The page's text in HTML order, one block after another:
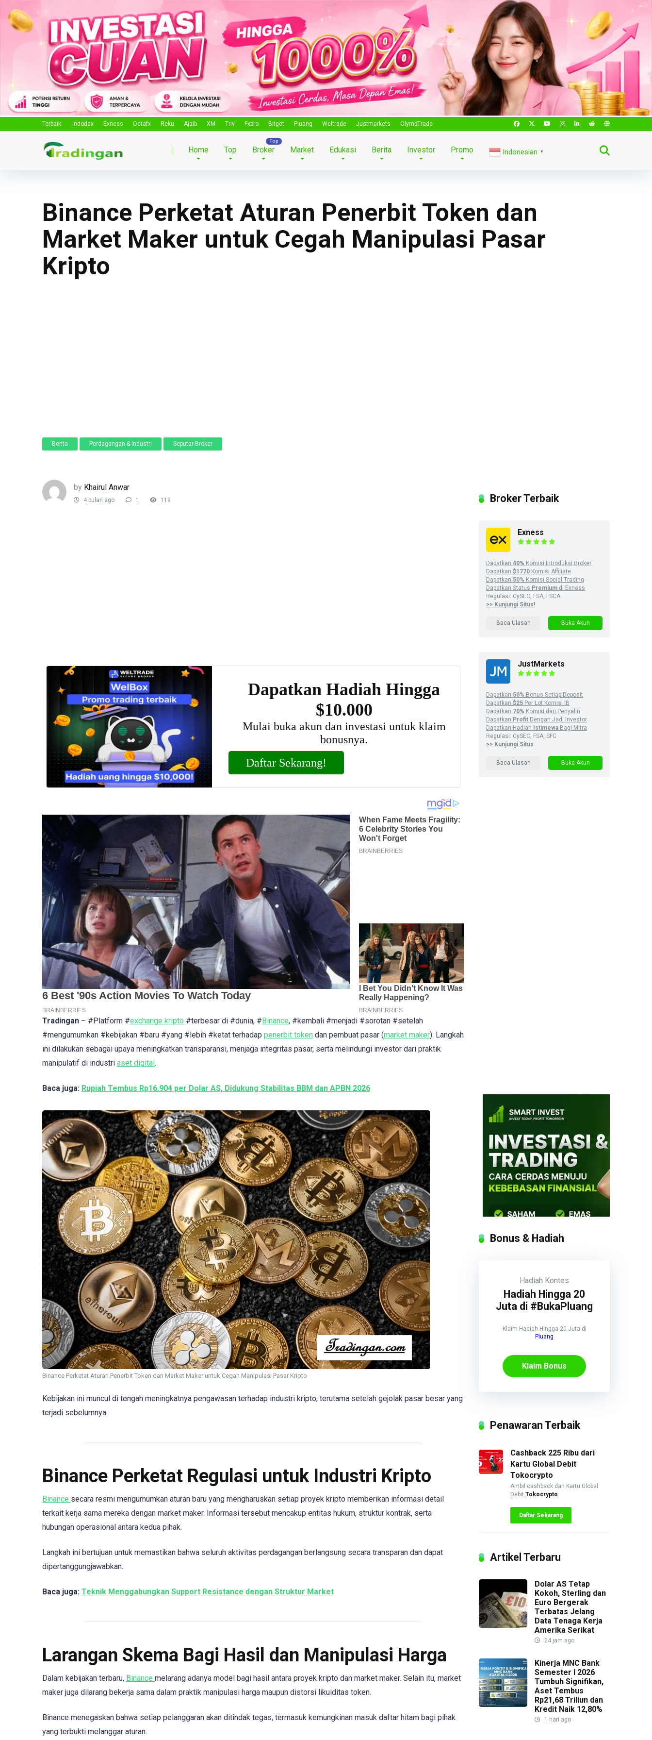
Terbaik: Indodax Exness Octafx Reku Ajaib XM Triv Fxpro Bitget Pluang Weltrade Justmarkets OlympTrade
Home Top Broker Market Edukasi Berita Investor Promo Indonesian ▼
Binance Perketat Aturan Penerbit Token dan
Market Maker untuk Cegah Manipulasi Pasar
Kripto
Berita Perdagangan & Industri Seputar Broker
by Khairul Anwar
4 bulan ago 1 119
Tradingan – #Platform #exchange kripto #terbesar di #dunia, # Binance, #kembali #menjadi #sorotan #setelah
#mengumumkan #kebijakan #baru #yang #lebih #ketat terhadap penerbit token dan pembuat pasar (market maker). Langkah
ini dilakukan sebagai upaya meningkatkan transparansi, menjaga integritas pasar, serta melindungi investor dari praktik
manipulatif di industri aset digital .
Baca juga: Rupiah Tembus Rp16.904 per Dolar AS, Didukung Stabilitas BBM dan APBN 2026
Binance Perketat Aturan Penerbit Token dan Market Maker untuk Cegah Manipulasi Pasar Kripto
Kebijakan ini muncul di tengah meningkatnya pengawasan terhadap industri kripto, terutama setelah gejolak pasar besar yang
terjadi sebelumnya.
Binance Perketat Regulasi untuk Industri Kripto
Binance secara resmi mengumumkan aturan baru yang mengharuskan setiap proyek kripto memberikan informasi detail
terkait kerja sama mereka dengan market maker. Informasi tersebut mencakup entitas hukum, struktur kontrak, serta
hubungan operasional antara kedua pihak.
Langkah ini bertujuan untuk memastikan bahwa seluruh aktivitas perdagangan berlangsung secara transparan dan dapat
dipertanggungjawabkan.
Baca juga: Teknik Menggabungkan Support Resistance dengan Struktur Market
Larangan Skema Bagi Hasil dan Manipulasi Harga
Dalam kebijakan terbaru, Binance melarang adanya model bagi hasil antara proyek kripto dan market maker. Selain itu, market
maker juga dilarang bekerja sama dalam praktik manipulasi harga maupun distorsi likuiditas token.
Binance menegaskan bahwa setiap pelanggaran akan ditindak tegas, termasuk kemungkinan masuk daftar hitam bagi pihak
yang terbukti melanggar aturan.
Broker Terbaik
Exness
Dapatkan 40% Komisi Introduksi Broker
Dapatkan $1770 Komisi Affiliate
Dapatkan 50% Komisi Social Trading
Dapatkan Status Premium di Exness
Regulasi: CySEC, FSA, FSCA
>> Kunjungi Situs!
Baca Ulasan Buka Akun
JustMarkets
Dapatkan 50% Bonus Setiap Deposit
Dapatkan $25 Per Lot Komisi IB
Dapatkan 70% Komisi dari Penyalin
Dapatkan Profit Dengan Jadi Investor
Dapatkan Hadiah
Istimewa Bagi Mitra
Regulasi: CySEC, FSA, SFC
>> Kunjungi Situs
Baca Ulasan Buka Akun
Bonus & Hadiah
Hadiah Kontes
Hadiah Hingga 20
Juta di #BukaPluang
Klaim Hadiah Hingga 20 Juta di
Pluang
Klaim Bonus
Penawaran Terbaik
Cashback 225 Ribu dari
Kartu Global Debit
Tokocrypto
Ambil cashback dan Kartu Global
Debit Tokocrypto
Daftar Sekarang
Artikel Terbaru
Dolar AS Tetap
Kokoh, Sterling dan
Euro Bergerak
Terbatas Jelang
Data Tenaga Kerja
Amerika Serikat
24 jam ago
Kinerja MNC Bank
Semester I 2026
Tumbuh Signifikan,
Aset Tembus
Rp21,68 Triliun dan
Kredit Naik 12,80%
1 hari ago